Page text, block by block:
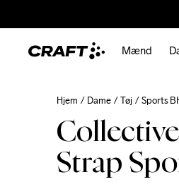
Mænd
Hjem Dame Tøj Sports
Strap